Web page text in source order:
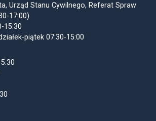
Urząd Stanu Cywilnego, Referat Spraw
17:00)
15:30
piątek 07:30-15:00